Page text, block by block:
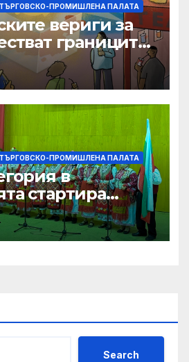
ПРОМИШЛЕНА ПАЛАТА
вериги за
границите
ПРОМИШЛЕНА ПАЛАТА
в
стартира
Search